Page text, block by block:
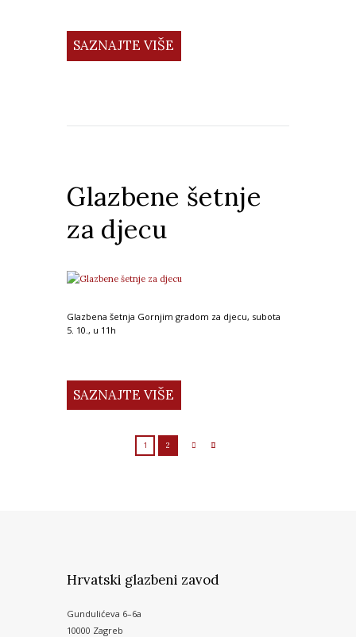
SAZNAJTE VIŠE
Glazbene šetnje
za djecu
Glazbena šetnja Gornjim gradom za djecu, subota
5. 10., u 11h
SAZNAJTE VIŠE
1 2
Hrvatski glazbeni zavod
Gundulićeva 6–6a
10000 Zagreb